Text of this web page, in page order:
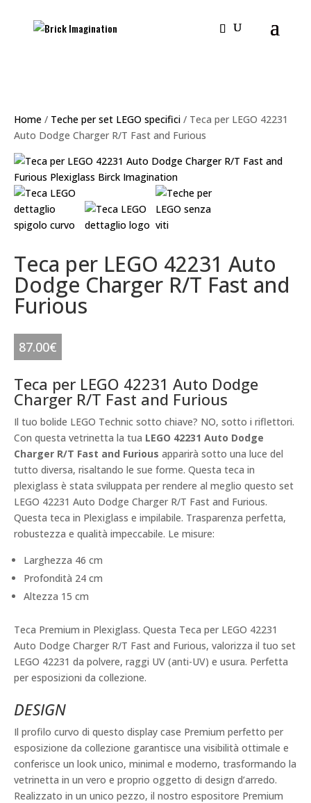
Home / Teche per set LEGO specifici / Teca per LEGO 42231
Auto Dodge Charger R/T Fast and Furious
Teca per LEGO 42231 Auto
Dodge Charger R/T Fast and
Furious
87.00€
Teca per LEGO 42231 Auto Dodge
Charger R/T Fast and Furious
Il tuo bolide LEGO Technic sotto chiave? NO, sotto i riflettori.
Con questa vetrinetta la tua LEGO 42231 Auto Dodge
Charger R/T Fast and Furious apparirà sotto una luce del
tutto diversa, risaltando le sue forme. Questa teca in
plexiglass è stata sviluppata per rendere al meglio questo set
LEGO 42231 Auto Dodge Charger R/T Fast and Furious.
Questa teca in Plexiglass e impilabile. Trasparenza perfetta,
robustezza e qualità impeccabile. Le misure:
Larghezza 46 cm
Profondità 24 cm
Altezza 15 cm
Teca Premium in Plexiglass. Questa Teca per LEGO 42231
Auto Dodge Charger R/T Fast and Furious, valorizza il tuo set
LEGO 42231 da polvere, raggi UV (anti-UV) e usura. Perfetta
per esposizioni da collezione.
DESIGN
Il profilo curvo di questo display case Premium perfetto per
esposizione da collezione garantisce una visibilità ottimale e
conferisce un look unico, minimal e moderno, trasformando la
vetrinetta in un vero e proprio oggetto di design d’arredo.
Realizzato in un unico pezzo, il nostro espositore Premium